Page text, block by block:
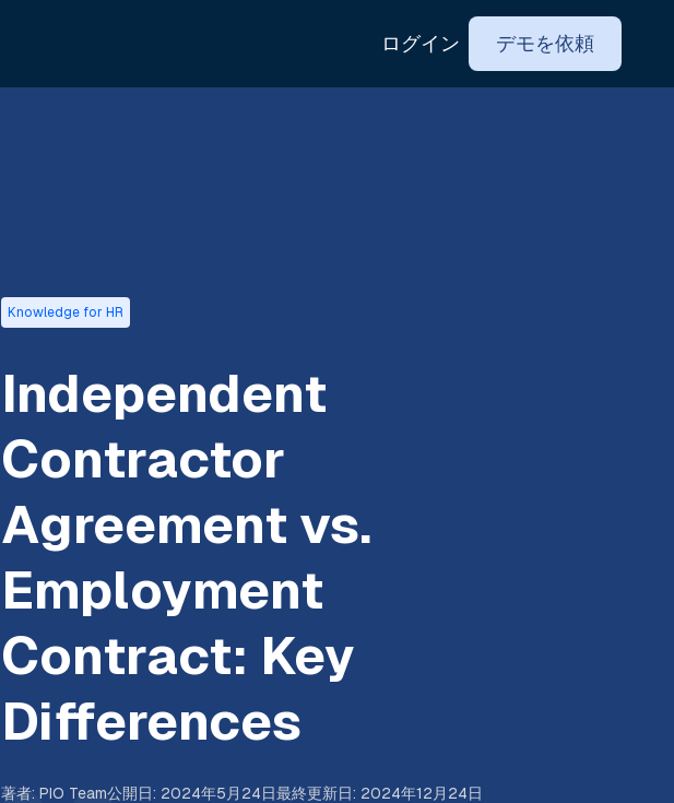
ログイン デモを依頼
Knowledge for HR
Independent
Contractor
Agreement vs.
Employment
Contract: Key
Differences
著者:PIO Team公開日: 2024年5月24日最終更新日: 2024年12月24日